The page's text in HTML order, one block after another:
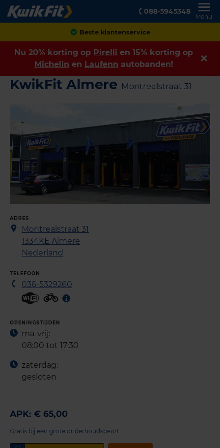
088-5945348
Menu
Beste klantenservice
Nu 20% korting op Pirelli en 15% korting op
Michelin en Laufenn autobanden!
KwikFit Almere Montrealstraat 31
ADRES
Montrealstraat 31
1334KE Almere
Nederland
TELEFOON
036-5329260
OPENINGSTIJDEN
ma-vrij:
08:00 tot 17:30
zaterdag:
gesloten
APK: € 65,00
Gratis bij een grote onderhoudsbeurt